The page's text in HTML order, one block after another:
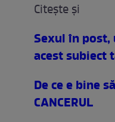
Citeşte şi
Sexul în post,
acest subiect
De ce e bine
CANCERUL